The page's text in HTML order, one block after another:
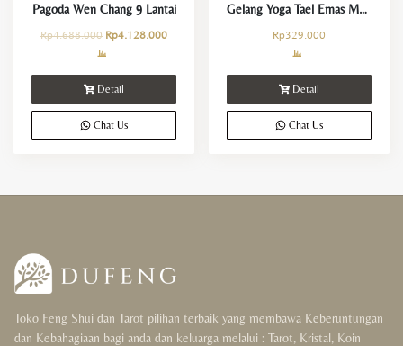
Pagoda Wen Chang 9 Lantai
Rp4.688.000 Rp4.128.000
Detail
Chat Us
Gelang Yoga Tael Emas Merah Keberuntungan dan Kemakmuran
Rp329.000
Detail
Chat Us
Toko Feng Shui dan Tarot pilihan terbaik yang membawa Keberuntungan
dan Kebahagiaan bagi anda dan keluarga melalui : Tarot, Kristal, Koin